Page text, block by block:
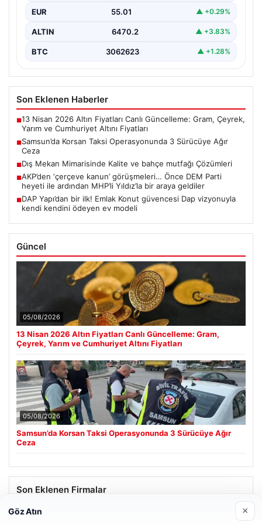
EUR 55.01 ▲ +0.29%
ALTIN 6470.2 ▲ +3.83%
BTC 3062623 ▲ +1.28%
Son Eklenen Haberler
■13 Nisan 2026 Altın Fiyatları Canlı Güncelleme: Gram, Çeyrek,
Yarım ve Cumhuriyet Altını Fiyatları
■Samsun’da Korsan Taksi Operasyonunda 3 Sürücüye Ağır
Ceza
■Dış Mekan Mimarisinde Kalite ve bahçe mutfağı Çözümleri
■AKP’den ‘çerçeve kanun’ görüşmeleri… Önce DEM Parti
heyeti ile ardından MHP’li Yıldız’la bir araya geldiler
■DAP Yapı’dan bir ilk! Emlak Konut güvencesi Dap vizyonuyla
kendi kendini ödeyen ev modeli
Güncel
05/08/2026
13 Nisan 2026 Altın Fiyatları Canlı Güncelleme: Gram,
Çeyrek, Yarım ve Cumhuriyet Altını Fiyatları
05/08/2026
Samsun’da Korsan Taksi Operasyonunda 3 Sürücüye Ağır
Ceza
Son Eklenen Firmalar
Göz Atın ×